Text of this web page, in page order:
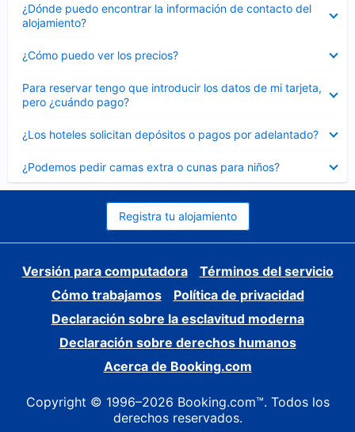
¿Dónde puedo encontrar la información de contacto del
alojamiento?
cerrado
¿Cómo puedo ver los precios?
cerrado
Para reservar tengo que introducir los datos de mi tarjeta,
pero ¿cuándo pago?
cerrado
¿Los hoteles solicitan depósitos o pagos por adelantado?
cerrado
¿Podemos pedir camas extra o cunas para niños?
cerrado
Registra tu alojamiento
Versión para computadora
Términos del servicio
Cómo trabajamos
Política de privacidad
Declaración sobre la esclavitud moderna
Declaración sobre derechos humanos
Acerca de Booking.com
Copyright © 1996–2026 Booking.com™. Todos los
derechos reservados.